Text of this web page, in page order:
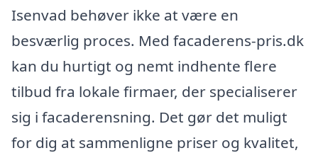
Isenvad behøver ikke at være en
besværlig proces. Med facaderens-pris.dk
kan du hurtigt og nemt indhente flere
tilbud fra lokale firmaer, der specialiserer
sig i facaderensning. Det gør det muligt
for dig at sammenligne priser og kvalitet,